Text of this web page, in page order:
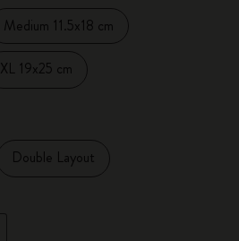
Medium 11.5x18 cm
XL 19x25 cm
Double Layout